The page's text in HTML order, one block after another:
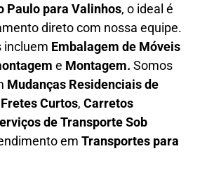
Paulo para Valinhos, o ideal é
direto com nossa equipe.
incluem Embalagem de Móveis
e Montagem. Somos
Mudanças Residenciais de
Fretes Curtos, Carretos
de Transporte Sob
em Transportes para